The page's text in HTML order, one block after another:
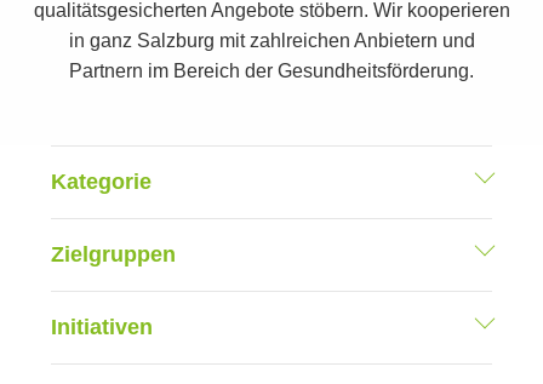
qualitätsgesicherten Angebote stöbern. Wir kooperieren
in ganz Salzburg mit zahlreichen Anbietern und
Partnern im Bereich der Gesundheitsförderung.
Kategorie
Zielgruppen
Initiativen